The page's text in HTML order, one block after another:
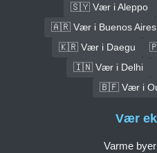
🇸🇾 Vær i Aleppo
🇦🇷 Vær i Buenos Aires
🇰🇷 Vær i Daegu
🇮🇳 Vær i Delhi
🇧🇫 Vær i
Vær
Varme